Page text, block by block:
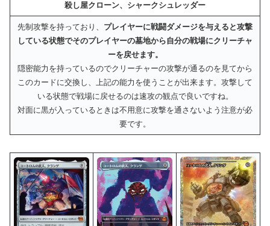
殺し屋クローン、シャークシュレッダー
先制攻撃を持っており、 プレイヤーに戦闘ダメージを与えると攻撃
している状態でそのプレイヤーの墓地から自分の戦場にクリーチャ
ーを戻せます。
隠密能力を持っているのでクリーチャーの攻撃が通るのを見てから
このカードに交換し、上記の能力を使うことが出来ます。攻撃して
いる状態で戦場に戻せるのは速攻の観点で良いですね。
対面に黒が入っているときは不用意に攻撃を通さないよう注意が必
要です。